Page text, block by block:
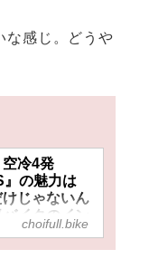
な感じ。どうや
空冷4発
』の魅力は
けじゃないん
イクのイン
）中編】
choifull.bike